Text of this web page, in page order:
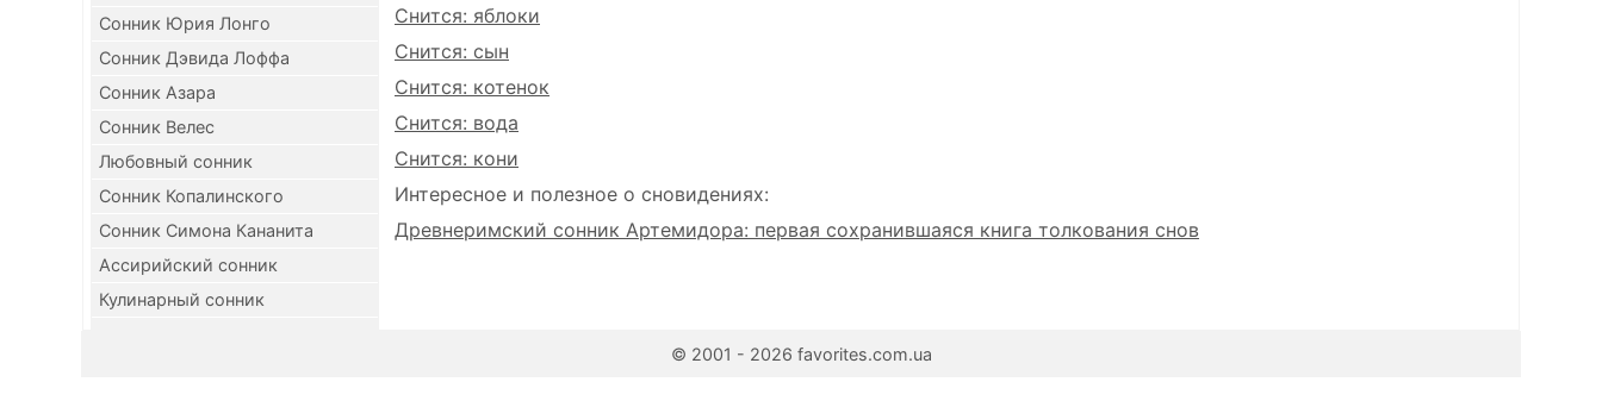
Сонник Юрия Лонго
Сонник Дэвида Лоффа
Сонник Азара
Сонник Велес
Любовный сонник
Сонник Копалинского
Сонник Симона Кананита
Ассирийский сонник
Кулинарный сонник
Снится: яблоки
Снится: сын
Снится: котенок
Снится: вода
Снится: кони
Интересное и полезное о сновидениях:
Древнеримский сонник Артемидора: первая сохранившаяся книга толкования снов
© 2001 - 2026 favorites.com.ua